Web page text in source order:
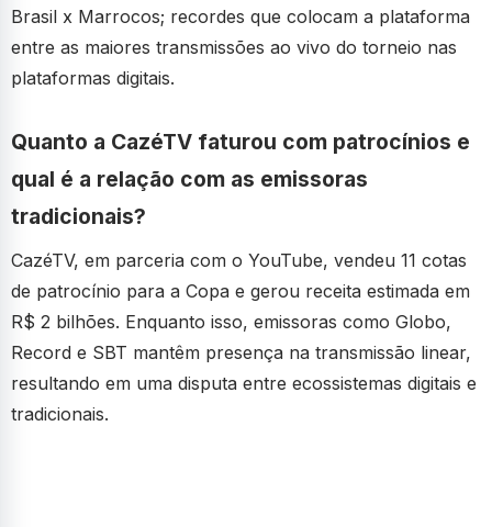
Brasil x Marrocos; recordes que colocam a plataforma
entre as maiores transmissões ao vivo do torneio nas
plataformas digitais.
Quanto a CazéTV faturou com patrocínios e
qual é a relação com as emissoras
tradicionais?
CazéTV, em parceria com o YouTube, vendeu 11 cotas
de patrocínio para a Copa e gerou receita estimada em
R$ 2 bilhões. Enquanto isso, emissoras como Globo,
Record e SBT mantêm presença na transmissão linear,
resultando em uma disputa entre ecossistemas digitais e
tradicionais.